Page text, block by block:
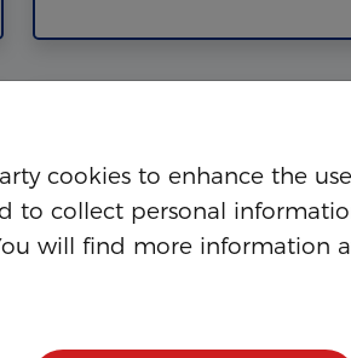
cookies to enhance the
to collect personal
will find more information